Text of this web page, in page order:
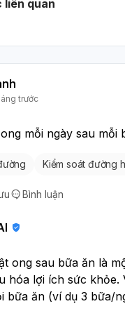
tuân thủ chỉ định của
điều trị cần được
áp và đường
cấp thông tin cho
tim mạch:
Huyết áp
như đột quỵ, nhồi
cơ này càng cao hơn
việc kiểm soát đường
cường rau xanh,
chất đều đặn: Tập
bộ 30 phút mỗi ngày.
cân nặng:Duy trì cân
liên quan
trước
mỗi ngày sau
Kiểm soát đường
Bình luận
ong sau bữa ăn là
hóa lợi ích sức khỏe.
bữa ăn (ví dụ 3 bữa/